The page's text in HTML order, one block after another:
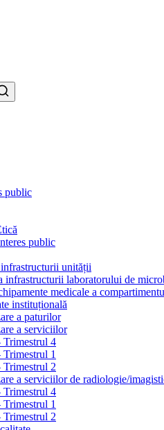
public
public
unității
infrastructurii laboratorului de
medicale a
instituțională
a paturilor
a serviciilor
Trimestrul 4
Trimestrul 1
Trimestrul 2
a serviciilor de radiologie/
Trimestrul 4
Trimestrul 1
Trimestrul 2